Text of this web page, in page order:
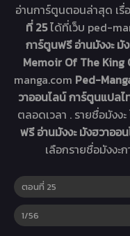
อ่านการ์ตูนตอนล่าสุด เรื่
ที่ 25ได้ที่เว็บ ped-
การ์ตูนฟรี อ่านมังงะ มั
Memoir Of The King
manga.com Ped-
วาออนไลน์ การ์ตูนแปลไ
ตลอดเวลา . รายชื่อมังง
ฟรี อ่านมังงะ มังฮวาออ
เลือกรายชื่อมังงะ